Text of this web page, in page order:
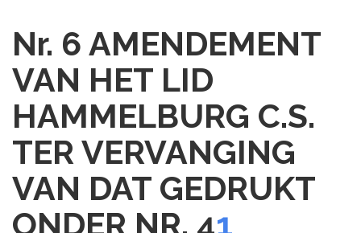
Nr. 6 AMENDEMENT
VAN HET LID
HAMMELBURG C.S.
TER VERVANGING
VAN DAT GEDRUKT
ONDER NR. 41